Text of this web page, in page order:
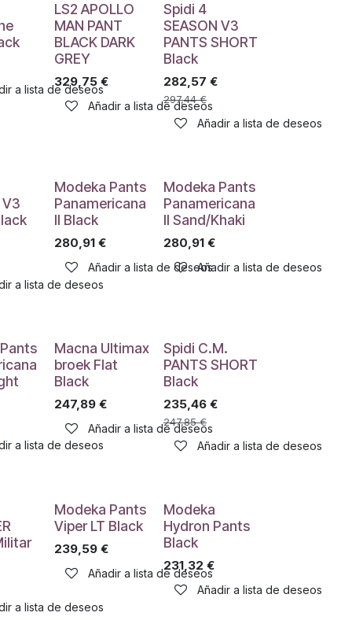
a lista de deseos
LS2 APOLLO
MAN PANT
BLACK DARK
GREY
329,75€
Añadir a lista de deseos
Spidi 4
SEASON V3
PANTS SHORT
Black
282,57 €
297,44€
Añadir a lista de deseos
V3
a lista de deseos
Modeka Pants
Panamericana
II Black
280,91€
Añadir a lista de deseos
Modeka Pants
Panamericana
II Sand/Khaki
280,91€
Añadir a lista de deseos
a lista de deseos
Macna Ultimax
broek Flat
Black
247,89€
Añadir a lista de deseos
Spidi C.M.
PANTS SHORT
Black
235,46€
247,85€
Añadir a lista de deseos
a lista de deseos
Modeka Pants
Viper LT Black
239,59€
Añadir a lista de deseos
Modeka
Hydron Pants
Black
231,32 €
Añadir a lista de deseos